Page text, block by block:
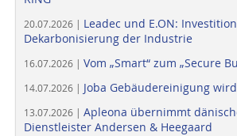
20.07.2026 | Leadec und E.ON:
Dekarbonisierung der Industrie
16.07.2026 | Vom „Smart“ zum „Secure
14.07.2026 | Joba Gebäudereinigung
13.07.2026 | Apleona übernimmt
Dienstleister Andersen & Heegaard